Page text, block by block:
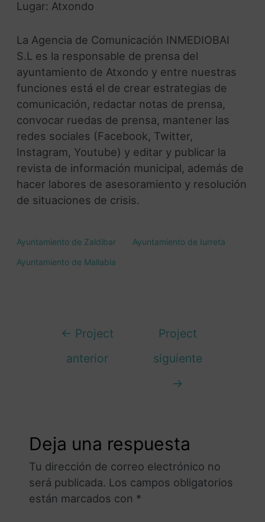
Lugar: Atxondo
La Agencia de Comunicación INMEDIOBAI
S.L es la responsable de prensa del
ayuntamiento de Atxondo y entre nuestras
funciones está el de crear estrategias de
comunicación, redactar notas de prensa,
convocar ruedas de prensa, mantener las
redes sociales (Facebook, Twitter,
Instagram, Youtube) y editar y publicar la
revista de información municipal, además de
hacer labores de asesoramiento y resolución
de situaciones de crisis.
Ayuntamiento de Zaldibar
Ayuntamiento de Iurreta
Ayuntamiento de Mallabia
← Project
anterior
Project
siguiente
→
Deja una respuesta
Tu dirección de correo electrónico no
será publicada. Los campos obligatorios
están marcados con *